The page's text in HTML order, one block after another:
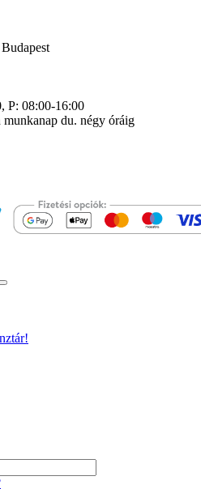
P: 08:00-16:00
du. négy óráig